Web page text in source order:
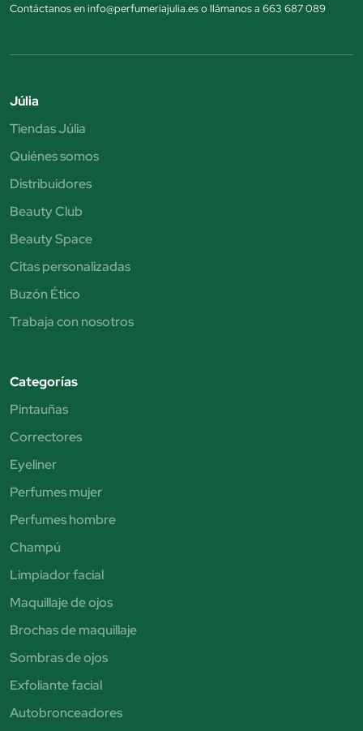
Contáctanos en info@perfumeriajulia.es o llámanos a 663 687 089
Júlia
Tiendas Júlia
Quiénes somos
Distribuidores
Beauty Club
Beauty Space
Citas personalizadas
Buzón Ético
Trabaja con nosotros
Categorías
Pintauñas
Correctores
Eyeliner
Perfumes mujer
Perfumes hombre
Champú
Limpiador facial
Maquillaje de ojos
Brochas de maquillaje
Sombras de ojos
Exfoliante facial
Autobronceadores